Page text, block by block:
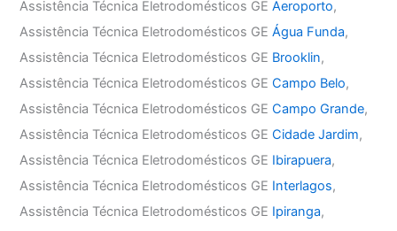
Assistência Técnica Eletrodomésticos GEAeroporto,
Assistência Técnica Eletrodomésticos GEÁgua Funda,
Assistência Técnica Eletrodomésticos GE Brooklin,
Assistência Técnica Eletrodomésticos GECampo Belo,
Assistência Técnica Eletrodomésticos GECampo Grande,
Assistência Técnica Eletrodomésticos GECidade Jardim,
Assistência Técnica Eletrodomésticos GE Ibirapuera,
Assistência Técnica Eletrodomésticos GE Interlagos,
Assistência Técnica Eletrodomésticos GE Ipiranga,